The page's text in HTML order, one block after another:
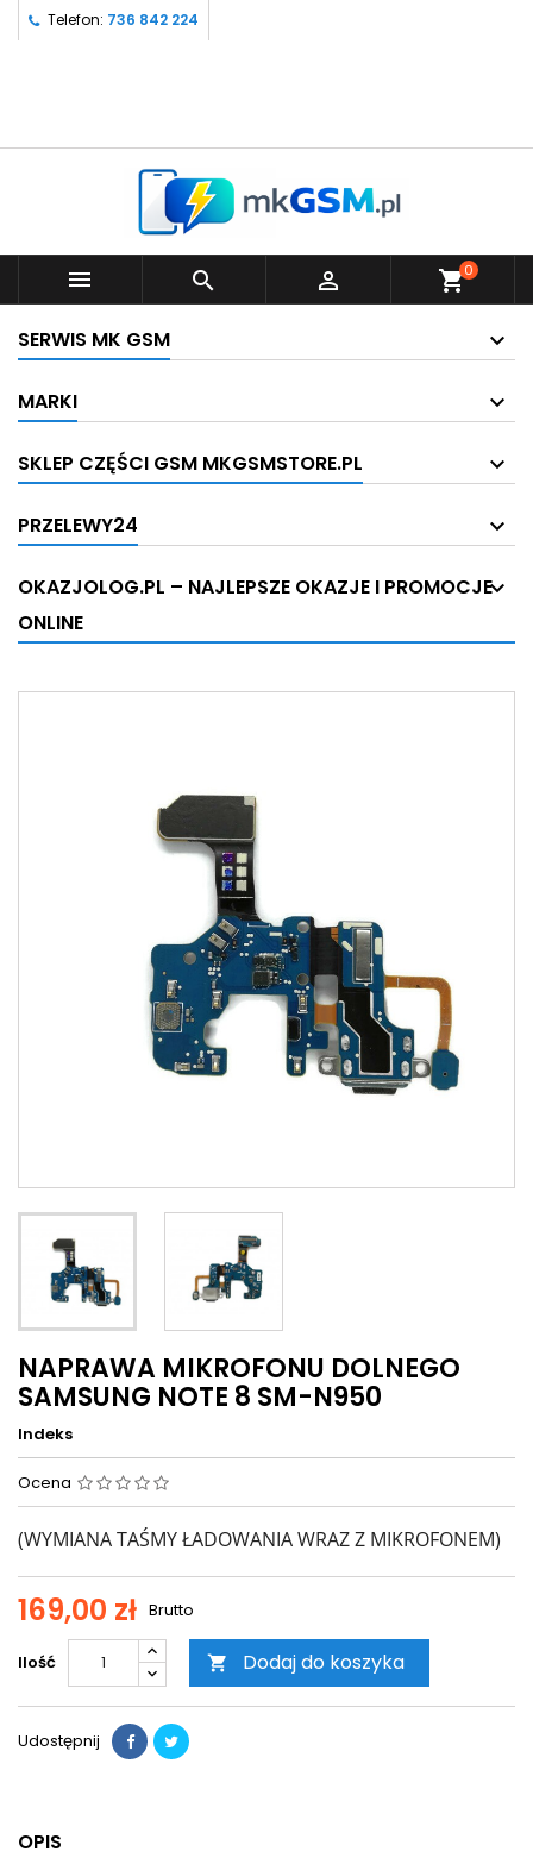
Telefon: 736 842 224
   shopping_cart0
SERWIS MK GSM
MARKI
SKLEP CZĘŚCI GSM MKGSMSTORE.PL
PRZELEWY24
OKAZJOLOG.PL – NAJLEPSZE OKAZJE I PROMOCJE
ONLINE
NAPRAWA MIKROFONU DOLNEGO
SAMSUNG NOTE 8 SM-N950
Indeks
Ocena
(WYMIANA TAŚMY ŁADOWANIA WRAZ Z MIKROFONEM)
169,00 zł Brutto
Ilość  Dodaj do koszyka
Udostępnij
OPIS